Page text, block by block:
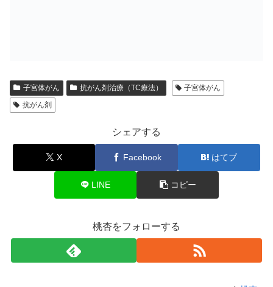
子宮体がん 抗がん剤治療（TC療法）
子宮体がん
抗がん剤
シェアする
X Facebook はてブ
LINE コピー
桃杏をフォローする